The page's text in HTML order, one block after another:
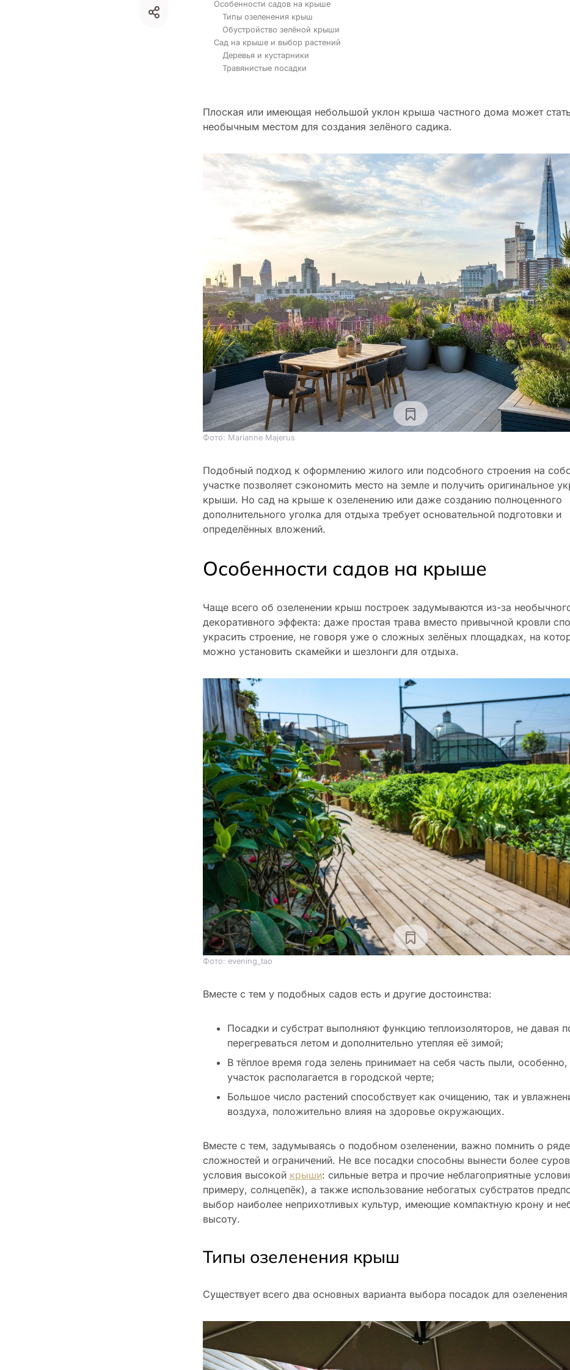
Особенности садов на крыше
Типы озеленения крыш
Обустройство зелёной крыши
Сад на крыше и выбор растений
Деревья и кустарники
Травянистые посадки
Плоская или имеющая небольшой уклон крыша частного дома может стать
необычным местом для создания зелёного садика.
Фото: Marianne Majerus
Подобный подход к оформлению жилого или подсобного строения на
участке позволяет сэкономить место на земле и получить оригинальное
крыши. Но сад на крыше к озеленению или даже созданию полноценного
дополнительного уголка для отдыха требует основательной подготовки и
определённых вложений.
Особенности садов на крыше
Чаще всего об озеленении крыш построек задумываются из-за
декоративного эффекта: даже простая трава вместо привычной кровли
украсить строение, не говоря уже о сложных зелёных площадках, на
можно установить скамейки и шезлонги для отдыха.
Фото: evening_tao
Вместе с тем у подобных садов есть и другие достоинства:
Посадки и субстрат выполняют функцию теплоизоляторов, не давая
перегреваться летом и дополнительно утепляя её зимой;
В тёплое время года зелень принимает на себя часть пыли, особенно,
участок располагается в городской черте;
Большое число растений способствует как очищению, так и
воздуха, положительно влияя на здоровье окружающих.
Вместе с тем, задумываясь о подобном озеленении, важно помнить о ряде
сложностей и ограничений. Не все посадки способны вынести более
условия высокой крыши: сильные ветра и прочие неблагоприятные
примеру, солнцепёк), а также использование небогатых субстратов
выбор наиболее неприхотливых культур, имеющие компактную крону и
высоту.
Типы озеленения крыш
Существует всего два основных варианта выбора посадок для